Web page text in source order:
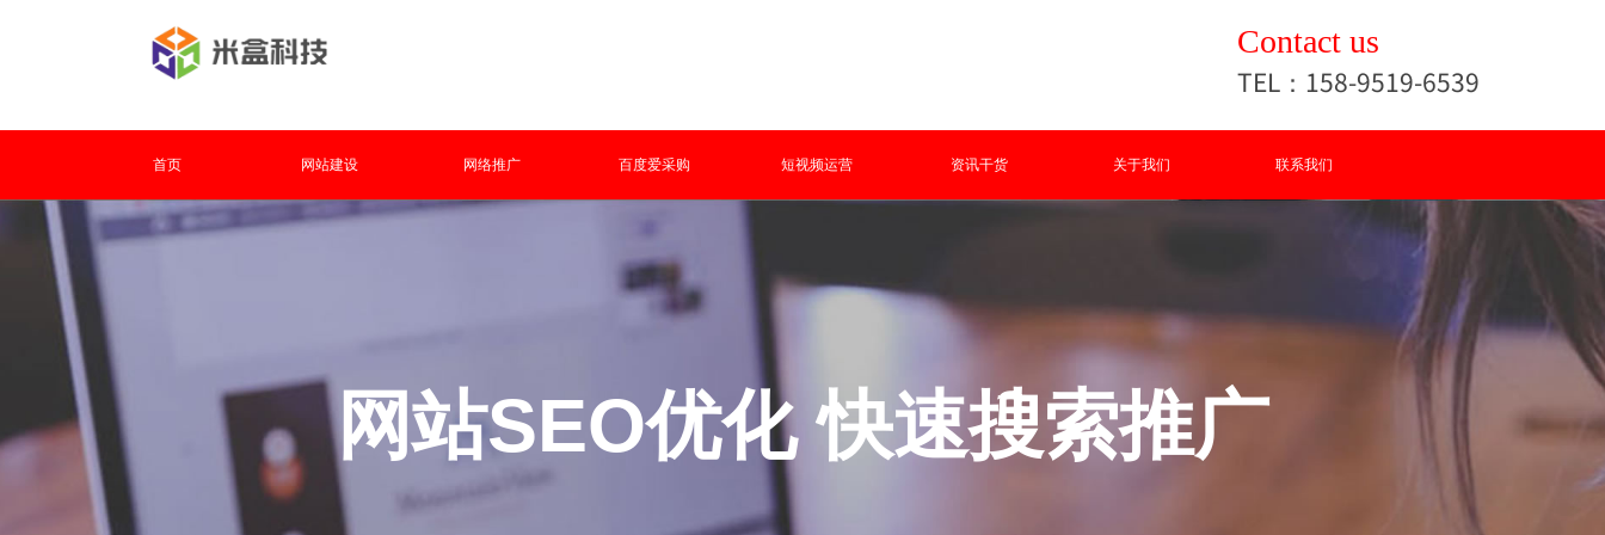
Contact us
TEL：158-9519-6539
首页 网站建设 网络推广 百度爱采购 短视频运营 资讯干货 关于我们 联系我们
网站SEO优化 快速搜索推广